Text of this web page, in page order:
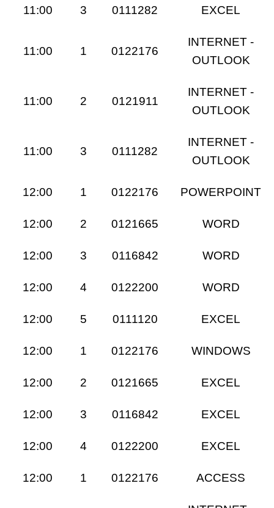
11:00 3 0111282 EXCEL
11:00 1 0122176
INTERNET -
OUTLOOK
11:00 2 0121911
INTERNET -
OUTLOOK
11:00 3 0111282
INTERNET -
OUTLOOK
12:00 1 0122176 POWERPOINT
12:00 2 0121665 WORD
12:00 3 0116842 WORD
12:00 4 0122200 WORD
12:00 5 0111120 EXCEL
12:00 1 0122176 WINDOWS
12:00 2 0121665 EXCEL
12:00 3 0116842 EXCEL
12:00 4 0122200 EXCEL
12:00 1 0122176 ACCESS